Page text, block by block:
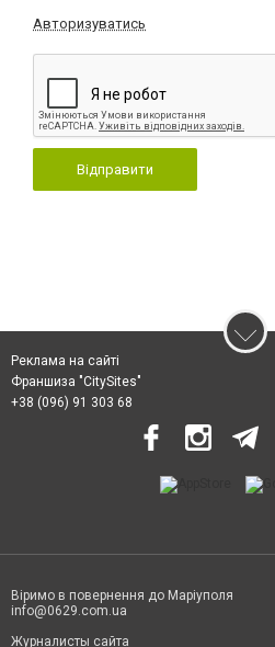
Авторизуватись
Відправити
Реклама на сайті
Франшиза "CitySites"
+38 (096) 91 303 68
Віримо в повернення до Маріуполя
info@0629.com.ua
Журналисты сайта